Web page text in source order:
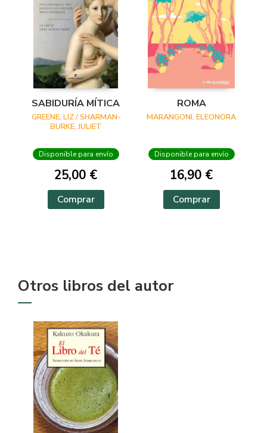
SABIDURÍA MÍTICA
GREENE, LIZ / SHARMAN-
BURKE, JULIET
Disponible para envío
25,00 €
Comprar
ROMA
MARANGONI, ELEONORA
Disponible para envío
16,90 €
Comprar
Otros libros del autor